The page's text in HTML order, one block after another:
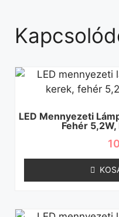
LED Mennyezeti
Fehér